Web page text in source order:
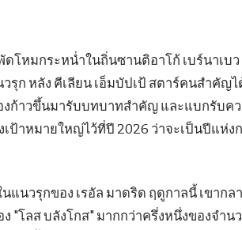
โหมกระหน่ำในถิ่นซานติอาโก้ เบร์นาเบว
ก หลัง คีเลียน เอ็มบัปเป้ สตาร์คนสำคัญ
งก้าวขึ้นมารับบทบาทสำคัญ และแบกรับค
ป้าหมายใหญ่ไว้ที่ปี 2026 ว่าจะเป็นปีแห่ง
แนวรุกของ เรอัล มาดริด ฤดูกาลนี้ เขากล
"โลส บลังโกส" มากกว่าครึ่งหนึ่งของจำน